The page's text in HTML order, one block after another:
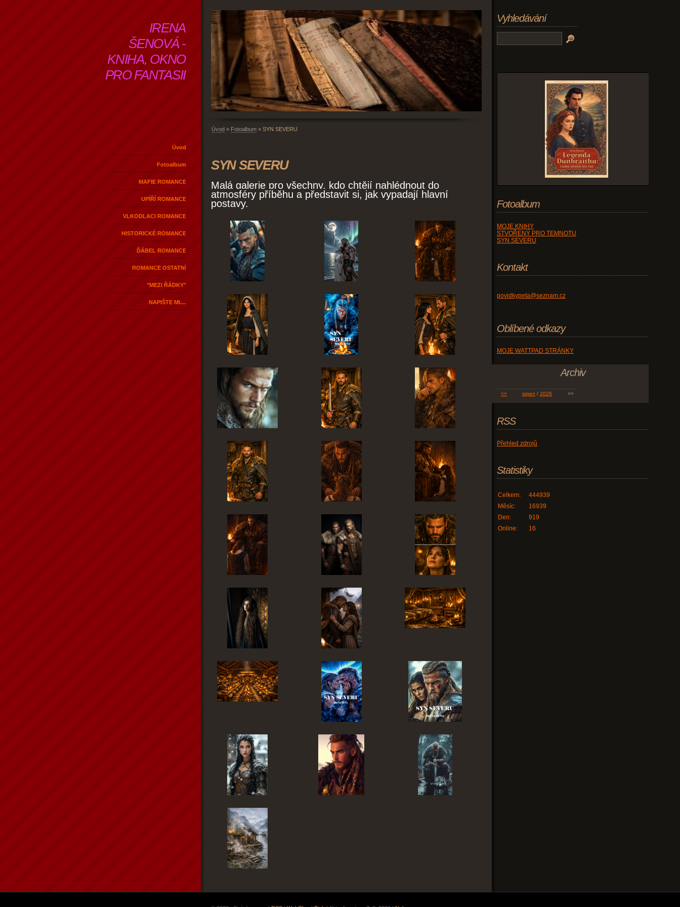
IRENA
ŠENOVÁ -
KNIHA, OKNO
PRO FANTASII
Úvod
Fotoalbum
MAFIE ROMANCE
UPÍŘÍ ROMANCE
VLKODLACI ROMANCE
HISTORICKÉ ROMANCE
ĎÁBEL ROMANCE
ROMANCE OSTATNÍ
"MEZI ŘÁDKY"
NAPIŠTE MI....
Úvod » Fotoalbum » SYN SEVERU
SYN SEVERU
Malá galerie pro všechny, kdo chtějí nahlédnout do
atmosféry příběhu a představit si, jak vypadají hlavní
postavy.
Vyhledávání
Fotoalbum
MOJE KNIHY
STVOŘENÝ PRO TEMNOTU
SYN SEVERU
Kontakt
povidkypeta@seznam.cz
Oblíbené odkazy
MOJE WATTPAD STRÁNKY
Archiv
<< srpen / 2026 >>
RSS
Přehled zdrojů
Statistiky
Online: 16
Celkem:
444939
Měsíc:
16939
Den:
919